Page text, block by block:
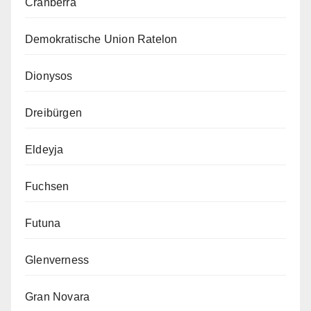
Cranberra
Demokratische Union Ratelon
Dionysos
Dreibürgen
Eldeyja
Fuchsen
Futuna
Glenverness
Gran Novara